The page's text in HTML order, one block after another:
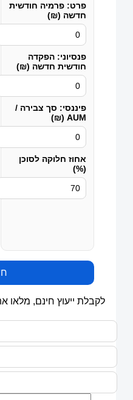
פרט: פרמיה חודשית
חדשה (₪)
פנסיוני: הפקדה
חודשית חדשה (₪)
פיננסי: סך צבירה /
AUM (₪)
אחוז חלוקה לסוכן
(%)
לקבלת ייעוץ חינם, מלאו